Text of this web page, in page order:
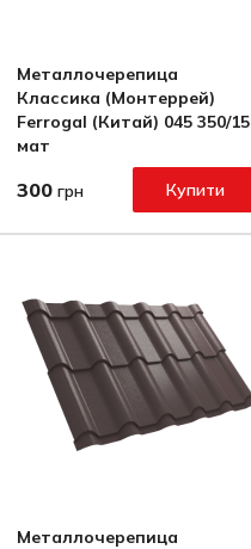
Металлочерепица
Классика (Монтеррей)
Ferrogal (Китай) 045 350/15
мат
300 грн Купити
Металлочерепица